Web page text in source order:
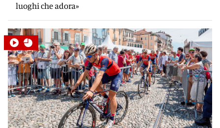
luoghi che adora»